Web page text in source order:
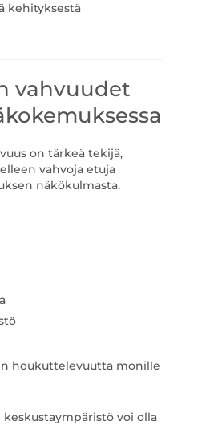
kehityksestä
vahvuudet
on tärkeä tekijä,
vahvoja etuja
näkökulmasta.
houkuttelevuutta monille
voi olla